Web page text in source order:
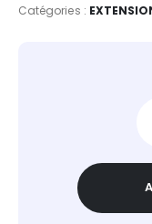
Catégories :